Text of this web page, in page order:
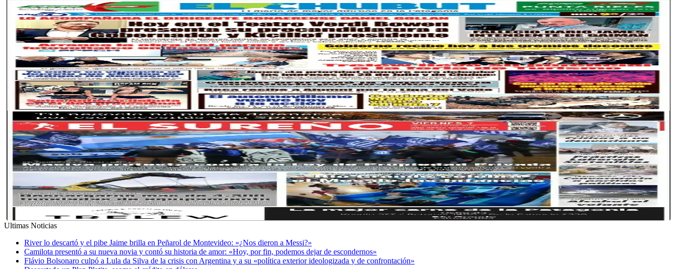
Ultimas Noticias
River lo descartó y el pibe Jaime brilla en Peñarol de Montevideo: «¿Nos dieron a Messi?»
Camilota presentó a su nueva novia y contó su historia de amor: «Hoy, por fin, podemos dejar de escondernos»
Flávio Bolsonaro culpó a Lula da Silva de la crisis con Argentina y a su «política exterior ideologizada y de confrontación»